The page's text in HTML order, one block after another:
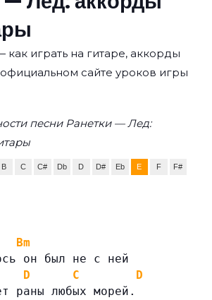
как играть на гитаре, аккорды
сайте уроков игры
песни Ранетки — Лед:
B C C# Db D D# Eb E F F#
Bm
он был не с ней
D C
D
раны любых морей.